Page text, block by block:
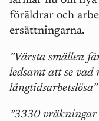
föräldrar och
ersättningarna.
”Värsta smällen
ledsamt att se vad
långtidsarbetslösa”
”3330